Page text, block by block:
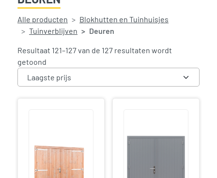
Alle producten
Blokhutten en Tuinhuisjes
Tuinverblijven
Deuren
Resultaat 121–127 van de 127 resultaten wordt
getoond